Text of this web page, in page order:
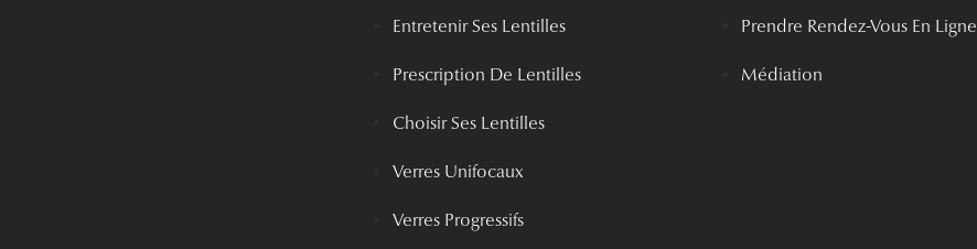
Entretenir Ses Lentilles
Prescription De Lentilles
Choisir Ses Lentilles
Verres Unifocaux
Verres Progressifs
Prendre Rendez-Vous En Ligne
Médiation